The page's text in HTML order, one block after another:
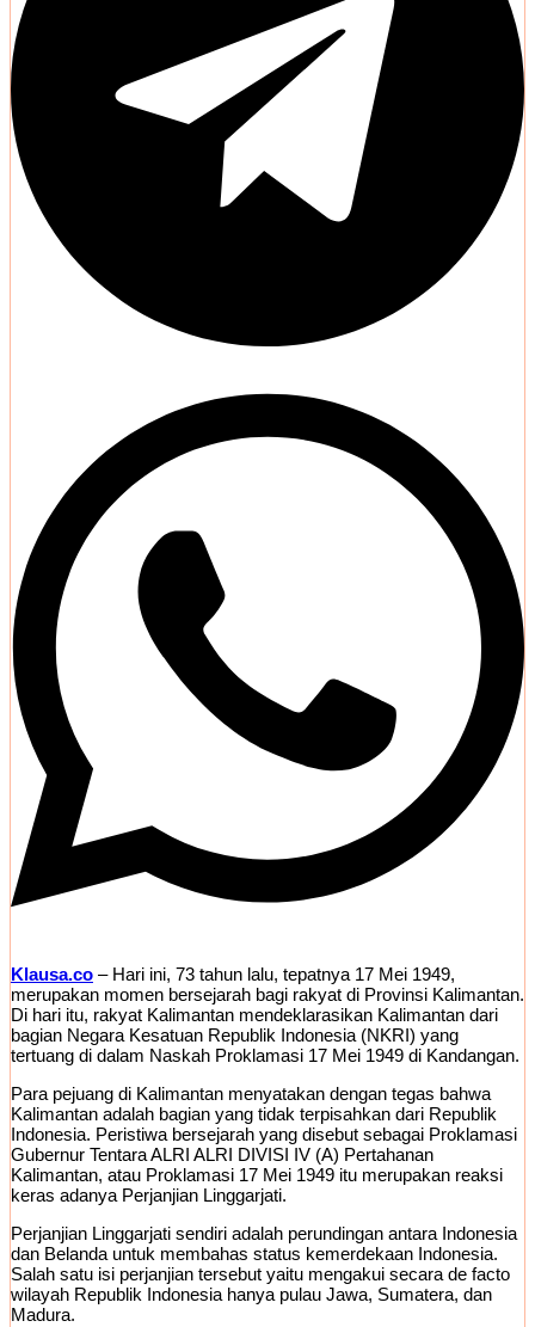
Klausa.co – Hari ini, 73 tahun lalu, tepatnya 17 Mei 1949,
merupakan momen bersejarah bagi rakyat di Provinsi Kalimantan.
Di hari itu, rakyat Kalimantan mendeklarasikan Kalimantan dari
bagian Negara Kesatuan Republik Indonesia (NKRI) yang
tertuang di dalam Naskah Proklamasi 17 Mei 1949 di Kandangan.
Para pejuang di Kalimantan menyatakan dengan tegas bahwa
Kalimantan adalah bagian yang tidak terpisahkan dari Republik
Indonesia. Peristiwa bersejarah yang disebut sebagai Proklamasi
Gubernur Tentara ALRI ALRI DIVISI IV (A) Pertahanan
Kalimantan, atau Proklamasi 17 Mei 1949 itu merupakan reaksi
keras adanya Perjanjian Linggarjati.
Perjanjian Linggarjati sendiri adalah perundingan antara Indonesia
dan Belanda untuk membahas status kemerdekaan Indonesia.
Salah satu isi perjanjian tersebut yaitu mengakui secara de facto
wilayah Republik Indonesia hanya pulau Jawa, Sumatera, dan
Madura.